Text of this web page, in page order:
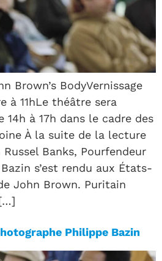
Brown’s BodyVernissage
à 11hLe théâtre sera
14h à 17h dans le cadre des
À la suite de la lecture
Banks, Pourfendeur
s’est rendu aux États-
John Brown. Puritain
Philippe Bazin